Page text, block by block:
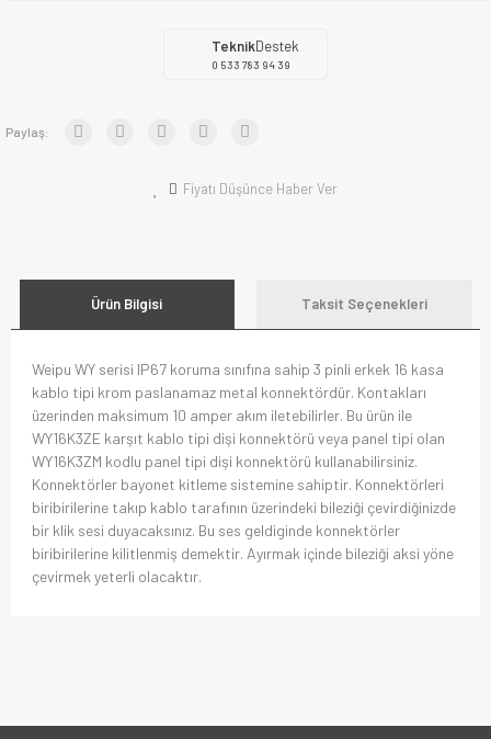
TeknikDestek
0 533 783 94 39
Paylaş:
Fiyatı Düşünce Haber Ver
Ürün Bilgisi Taksit Seçenekleri
Weipu WY serisi IP67 koruma sınıfına sahip 3 pinli erkek 16 kasa
kablo tipi krom paslanamaz metal konnektördür. Kontakları
üzerinden maksimum 10 amper akım iletebilirler. Bu ürün ile
WY16K3ZE karşıt kablo tipi dişi konnektörü veya panel tipi olan
WY16K3ZM kodlu panel tipi dişi konnektörü kullanabilirsiniz.
Konnektörler bayonet kitleme sistemine sahiptir. Konnektörleri
biribirilerine takıp kablo tarafının üzerindeki bileziği çevirdiğinizde
bir klik sesi duyacaksınız. Bu ses geldiginde konnektörler
biribirilerine kilitlenmiş demektir. Ayırmak içinde bileziği aksi yöne
çevirmek yeterli olacaktır.